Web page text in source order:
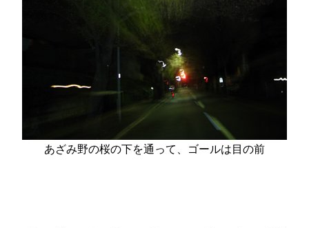
あざみ野の桜の下を通って、ゴールは目の前